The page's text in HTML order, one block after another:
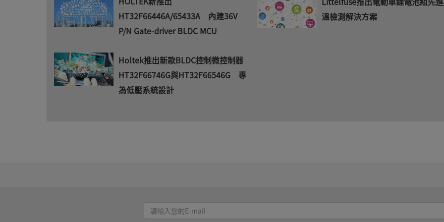
HT32F66446A/65433A 內建36V
P/N Gate-driver BLDC MCU
Holtek推出新款BLDC控制微控制器
HT32F66746G與HT32F66546G 專
為低壓系統設計
溫檢測解決方案
請